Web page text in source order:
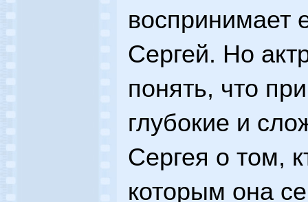
воспринимает
Сергей. Но
понять, что
глубокие и
Сергея о том,
которым она